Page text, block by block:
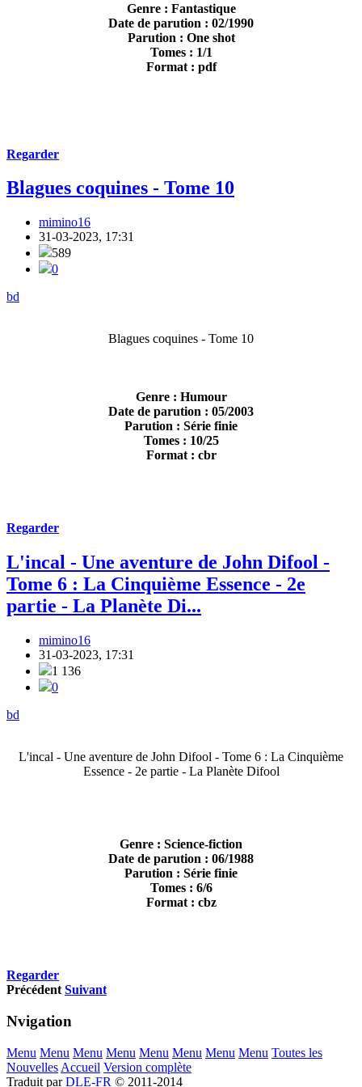
Genre : Fantastique
Date de parution : 02/1990
Parution : One shot
Tomes : 1/1
Format : pdf
Regarder
Blagues coquines - Tome 10
mimino16
31-03-2023, 17:31
589
0
bd
Blagues coquines - Tome 10
Genre : Humour
Date de parution : 05/2003
Parution : Série finie
Tomes : 10/25
Format : cbr
Regarder
L'incal - Une aventure de John Difool -
Tome 6 : La Cinquième Essence - 2e
partie - La Planète Di...
mimino16
31-03-2023, 17:31
1 136
0
bd
L'incal - Une aventure de John Difool - Tome 6 : La Cinquième
Essence - 2e partie - La Planète Difool
Genre : Science-fiction
Date de parution : 06/1988
Parution : Série finie
Tomes : 6/6
Format : cbz
Regarder
Précédent Suivant
Nvigation
Menu Menu Menu Menu Menu Menu Menu Menu Toutes les
Nouvelles Accueil Version complète
Traduit parDLE-FR © 2011-2014